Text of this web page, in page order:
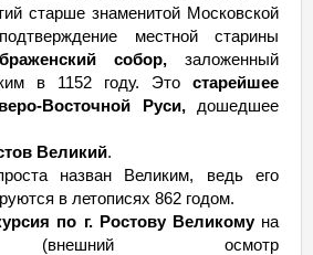
старше знаменитой Московской
местной старины
собор, заложенный
в 1152 году. Это старейшее
Восточной Руси, дошедшее
Великий.
назван Великим, ведь его
в летописях 862 годом.
по г. Ростову Великому на
(внешний осмотр